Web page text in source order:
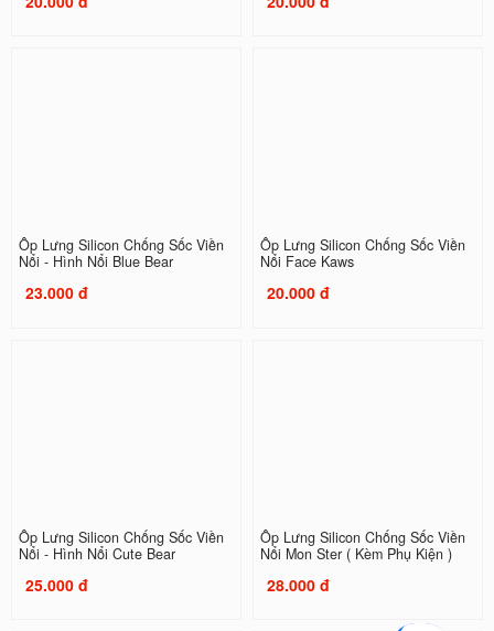
Ốp Lưng Silicon Chống Sốc Viền
Nổi - Hình Nổi Blue Bear
23.000 đ
Ốp Lưng Silicon Chống Sốc Viền
Nổi Face Kaws
20.000 đ
Ốp Lưng Silicon Chống Sốc Viền
Nổi - Hình Nổi Cute Bear
25.000 đ
Ốp Lưng Silicon Chống Sốc Viền
Nổi Mon Ster ( Kèm Phụ Kiện )
28.000 đ